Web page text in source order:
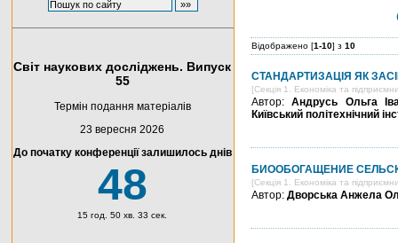
Світ наукових досліджень. Випуск
55
Термін подання матеріалів
23 вересня 2026
До початку конференції залишилось днів
48
15 год. 50 хв. 32 сек.
Відображено [1-10] з 10
СТАНДАРТИЗАЦІЯ ЯК
[Секція 1. Економіка та
Автор:Андрусь Ольга
Київський політехнічний
БИООБОГАЩЕНИЕ
[Секція 1. Економіка та
Автор: Дворська Анжела